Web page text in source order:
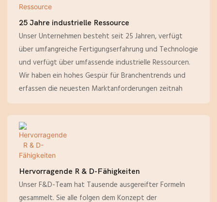
25 Jahre industrielle Ressource
Unser Unternehmen besteht seit 25 Jahren, verfügt
über umfangreiche Fertigungserfahrung und Technologie
und verfügt über umfassende industrielle Ressourcen.
Wir haben ein hohes Gespür für Branchentrends und
erfassen die neuesten Marktanforderungen zeitnah
Hervorragende R & D-Fähigkeiten
Unser F&D-Team hat Tausende ausgereifter Formeln
gesammelt. Sie alle folgen dem Konzept der